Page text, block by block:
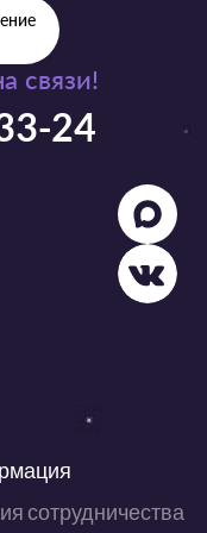
связи!
24
сотрудничества